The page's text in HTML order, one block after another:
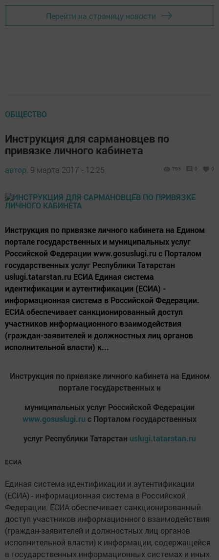
Перейти на страницу новости
ОБЩЕСТВО
Инструкция для сармановцев по
привязке личного кабинета
автор, 9 марта 2017 - 12:25 793 0 0
Инструкция по привязке личного кабинета на Едином
портале государственных и муниципальных услуг
Российской Федерации www.gosuslugi.ru с Порталом
государственных услуг Республики Татарстан
uslugi.tatarstan.ru ЕСИА Единая система
идентификации и аутентификации (ЕСИА) -
информационная система в Российской Федерации.
ЕСИА обеспечивает санкционированный доступ
участников информационного взаимодействия
(граждан-заявителей и должностных лиц органов
исполнительной власти) к...
Инструкция по привязке личного кабинета на Едином
портале государственных и
муниципальных услуг Российской Федерации
www.gosuslugi.ru с Порталом государственных
услуг Республики Татарстан uslugi.tatarstan.ru
ЕСИА
Единая система идентификации и аутентификации
(ЕСИА) - информационная система в Российской
Федерации. ЕСИА обеспечивает санкционированный
доступ участников информационного взаимодействия
(граждан-заявителей и должностных лиц органов
исполнительной власти) к информации, содержащейся
в государственных информационных системах и иных